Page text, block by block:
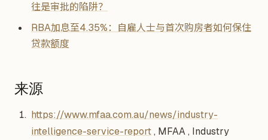
往是审批的陷阱？
RBA加息至4.35%：自雇人士与首次购房者如何保住
贷款额度
来源
Footnotes
https://www.mfaa.com.au/news/industry-
intelligence-service-report, MFAA , Industry